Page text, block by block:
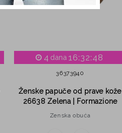
4 dana 16:32:47
36373940
Ženske papuče od prave kože
26638 Zelena | Formazione
Zenska obuća